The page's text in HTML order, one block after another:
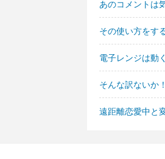
あのコメントは
その使い方をす
電子レンジは動
そんな訳ないか
遠距離恋愛中と